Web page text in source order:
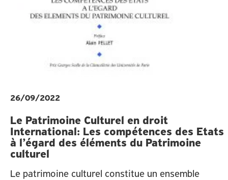
26/09/2022
Le Patrimoine Culturel en droit
International: Les compétences des Etats
à l’égard des éléments du Patrimoine
culturel
Le patrimoine culturel constitue un ensemble